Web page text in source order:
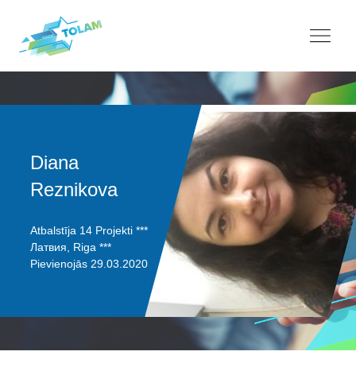
Diana
Reznikova
Atbalstīja 14 Projekti ***
Латвия, Riga ***
Pievienojās 29.03.2020